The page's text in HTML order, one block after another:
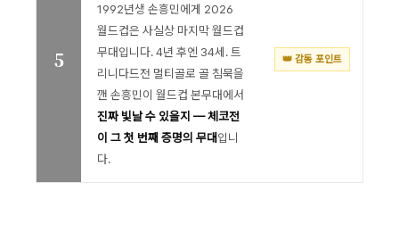
5
1992년생 손흥민에게 2026
월드컵은 사실상 마지막 월드컵
무대입니다. 4년 후엔 34세. 트
리니다드전 멀티골로 골 침묵을
깬 손흥민이 월드컵 본무대에서
진짜 빛날 수 있을지 — 체코전
이 그 첫 번째 증명의 무대입니
다.
👑 감동 포인트